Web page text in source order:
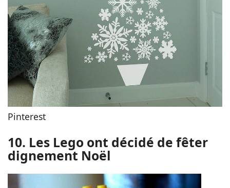
Pinterest
10. Les Lego ont décidé de fêter
dignement Noël